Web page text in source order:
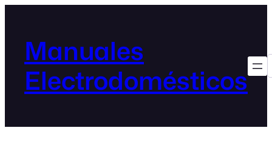
Manuales
Electrodomésticos